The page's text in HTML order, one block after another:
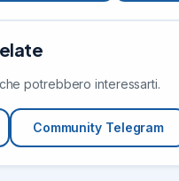
potrebbero interessarti.
Community Telegram